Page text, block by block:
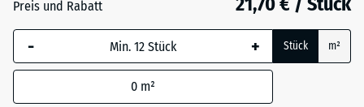
Grasgrün + 0,50 €
Preis und Rabatt
- + Stück m²
0 m²